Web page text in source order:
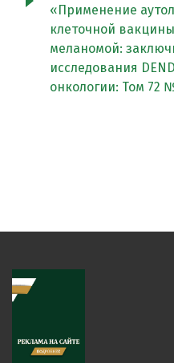
«Применение
клеточной
меланомой:
исследования
онкологии: Том 72